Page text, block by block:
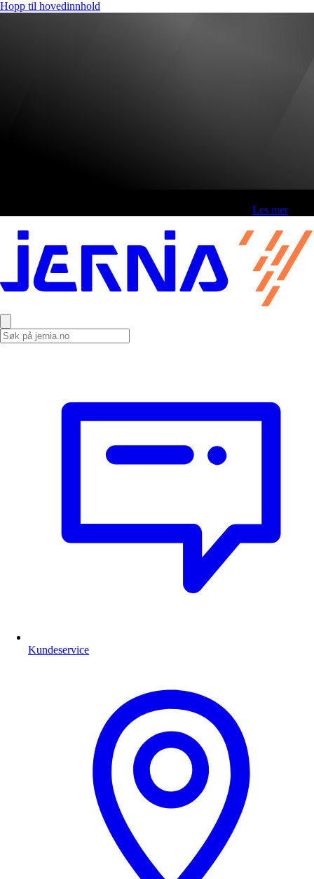
Hopp til hovedinnhold
Les mer
Kundeservice